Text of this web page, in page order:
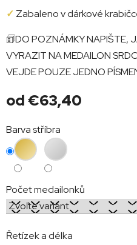
✓ Zabaleno v dárkové
🗊DO POZNÁMKY NAPIŠTE,
VYRAZIT NA MEDAILON
VEJDE POUZE JEDNO
od€63,40
cena:
Barva stříbra
Počet medailonků
Řetízek a délka